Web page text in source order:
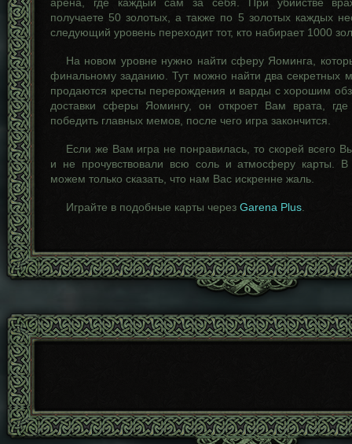
получаете 50 золотых, а также по 5 золотых каждых
следующий уровень переходит тот, кто набирает 1000
На новом уровне нужно найти сферу Яоминга,
финальному заданию. Тут можно найти два секретных
продаются кресты перерождения и варды с хорошим
доставки сферы Яомингу, он откроет Вам врата,
победить главных мемов, после чего игра закончится.
Если же Вам игра не понравилась, то скорей всего
и не прочувствовали всю соль и атмосферу карты.
можем только сказать, что нам Вас искренне жаль.
Играйте в подобные карты через Garena Plus